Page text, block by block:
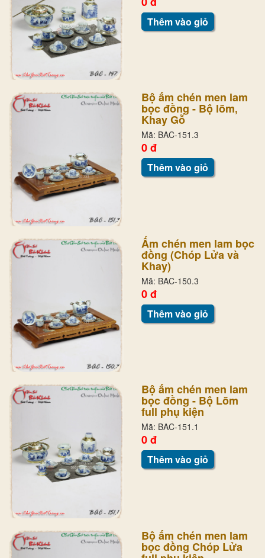
Thêm vào giỏ
Bộ ấm chén men lam
bọc đồng - Bộ lõm,
Khay Gỗ
Mã: BAC-151.3
0 đ
Thêm vào giỏ
Ấm chén men lam bọc
đồng (Chóp Lửa và
Khay)
Mã: BAC-150.3
0 đ
Thêm vào giỏ
Bộ ấm chén men lam
bọc đồng - Bộ Lõm
full phụ kiện
Mã: BAC-151.1
0 đ
Thêm vào giỏ
Bộ ấm chén men lam
bọc đồng Chóp Lửa